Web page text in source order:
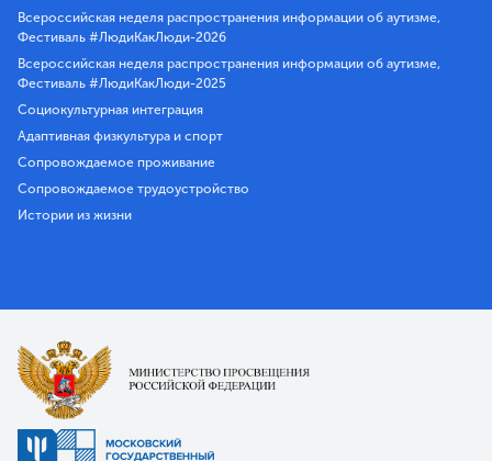
Всероссийская неделя распространения информации об аутизме,
Фестиваль #ЛюдиКакЛюди-2026
Всероссийская неделя распространения информации об аутизме,
Фестиваль #ЛюдиКакЛюди-2025
Социокультурная интеграция
Адаптивная физкультура и спорт
Сопровождаемое проживание
Сопровождаемое трудоустройство
Истории из жизни